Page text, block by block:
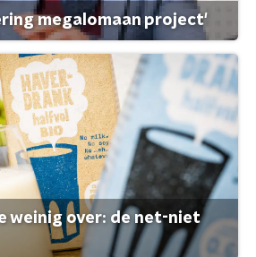
megalomaan project'
weinig over: de net-niet